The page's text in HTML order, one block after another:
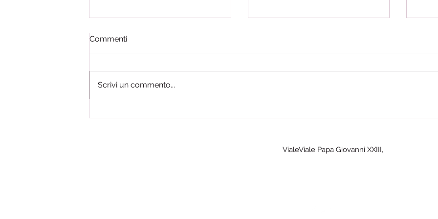
Commenti
Scrivi un commento...
VialeViale Papa Giovanni XXIII,